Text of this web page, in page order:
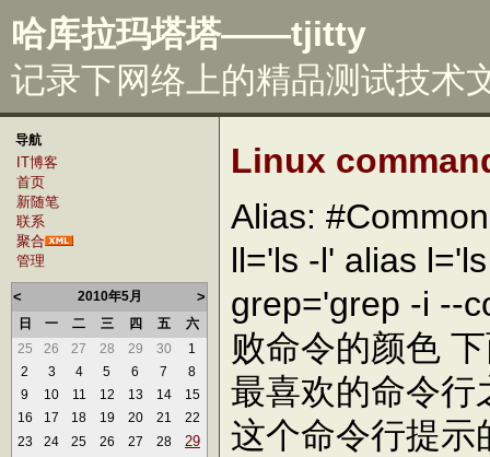
哈库拉玛塔塔——tjitty
记录下网络上的精品测试技术
导航
IT博客
首页
新随笔
联系
聚合
管理
< 2010年5月 >
日 一 二 三 四 五
六
25
26 27 28 29 30
1
2
3 4 5 6 7
8
9
10 11 12 13 14
15
16
17 18 19 20 21
22
23
24 25 26 27 28 29
Linux
Alias:
ll='ls -l' alias
grep='grep -i --
败命令的颜色
最喜欢的命令行
这个命令行提示